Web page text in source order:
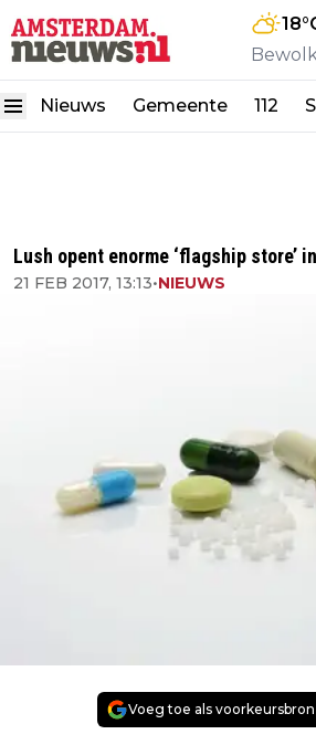
18
Nieuws Gemeente 112
Lush opent enorme ‘flagship store’
21 FEB 2017, 13:13•NIEUWS
Voeg toe als